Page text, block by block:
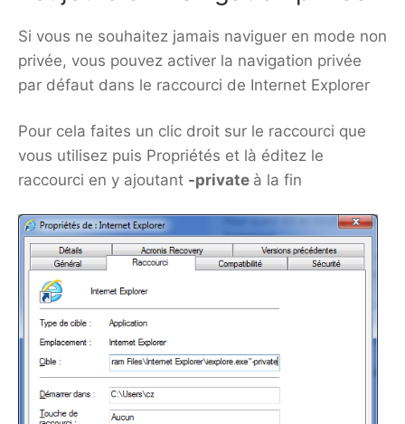
Si vous ne souhaitez jamais naviguer en mode non
privée, vous pouvez activer la navigation privée
par défaut dans le raccourci de Internet Explorer
Pour cela faites un clic droit sur le raccourci que
vous utilisez puis Propriétés et là éditez le
raccourci en y ajoutant -private à la fin